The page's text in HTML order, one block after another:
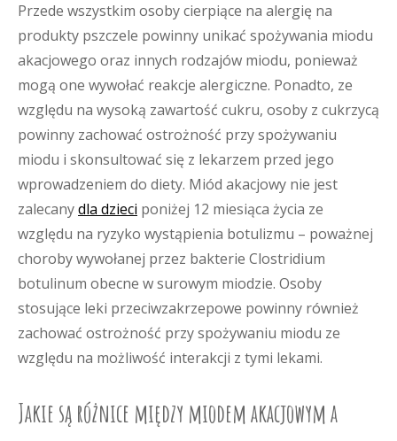
Przede wszystkim osoby cierpiące na alergię na
produkty pszczele powinny unikać spożywania miodu
akacjowego oraz innych rodzajów miodu, ponieważ
mogą one wywołać reakcje alergiczne. Ponadto, ze
względu na wysoką zawartość cukru, osoby z cukrzycą
powinny zachować ostrożność przy spożywaniu
miodu i skonsultować się z lekarzem przed jego
wprowadzeniem do diety. Miód akacjowy nie jest
zalecanydla dzieci poniżej 12 miesiąca życia ze
względu na ryzyko wystąpienia botulizmu – poważnej
choroby wywołanej przez bakterie Clostridium
botulinum obecne w surowym miodzie. Osoby
stosujące leki przeciwzakrzepowe powinny również
zachować ostrożność przy spożywaniu miodu ze
względu na możliwość interakcji z tymi lekami.
Jakie są różnice między miodem akacjowym a